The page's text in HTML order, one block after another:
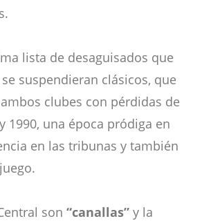
lista de desaguisados que
suspendieran clásicos, que
clubes con pérdidas de
1990, una época pródiga en
en las tribunas y también
son “canallas” y la